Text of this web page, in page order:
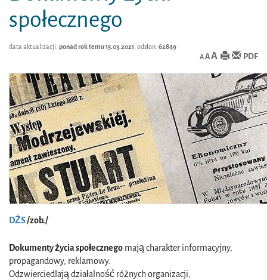
społecznego
data aktualizacji: ponad rok temu 15.03.2021 , odsłon: 62849
AAA PDF
DŻS/zob./
Dokumenty życia społecznego mają charakter informacyjny,
propagandowy, reklamowy.
Odzwierciedlają działalność różnych organizacji,